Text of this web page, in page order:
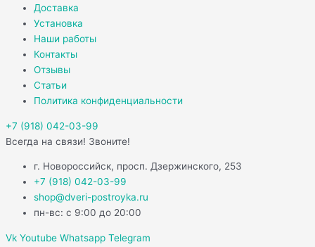
Доставка
Установка
Наши работы
Контакты
Отзывы
Статьи
Политика конфиденциальности
+7 (918) 042-03-99
Всегда на связи! Звоните!
г. Новороссийск, просп. Дзержинского, 253
+7 (918) 042-03-99
shop@dveri-postroyka.ru
пн-вс: с 9:00 до 20:00
Vk Youtube Whatsapp Telegram